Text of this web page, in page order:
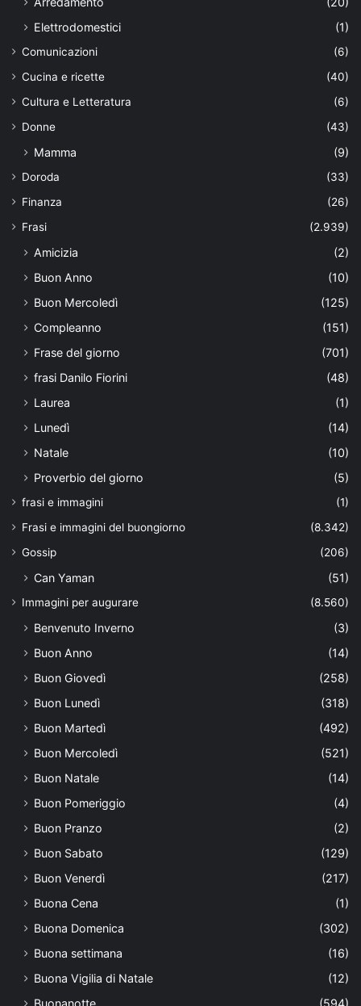
Elettrodomestici
(1)
Comunicazioni
(6)
Cucina e ricette
(40)
Cultura e Letteratura
(6)
Donne
(43)
Mamma (9)
Doroda
(33)
Finanza
(26)
Frasi
(2.939)
Amicizia
(2)
Buon Anno
(10)
Buon Mercoledì
(125)
Compleanno
(151)
Frase del giorno
(701)
frasi Danilo Fiorini
(48)
Laurea
(1)
Lunedì
(14)
Natale
(10)
Proverbio del giorno
(5)
frasi e immagini
(1)
Frasi e immagini del buongiorno
(8.342)
Gossip
(206)
Can Yaman (51)
Immagini per augurare (8.560)
Benvenuto Inverno
(3)
Buon Anno
(14)
Buon Giovedì
(258)
Buon Lunedì
(318)
Buon Martedì
(492)
Buon Mercoledì
(521)
Buon Natale
(14)
Buon Pomeriggio
(4)
Buon Pranzo
(2)
Buon Sabato
(129)
Buon Venerdì
(217)
Buona Cena
(1)
Buona Domenica
(302)
Buona settimana
(16)
Buona Vigilia di Natale
(12)